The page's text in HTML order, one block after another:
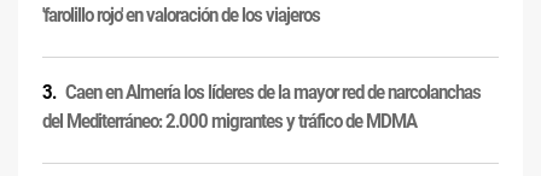
'farolillo rojo' en valoración de los viajeros
Caen en Almería los líderes de la mayor red de narcolanchas
del Mediterráneo: 2.000 migrantes y tráfico de MDMA